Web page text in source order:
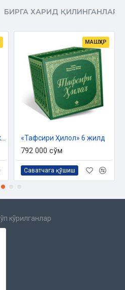
БИРГА ХАРИД ҚИЛИНГАНЛАР
МАШҲУР
«Тафсири Ҳилол» 6 жилд
792 000 сўм
Саватчага қўшиш
кўрилганлар